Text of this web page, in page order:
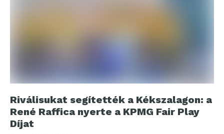
Riválisukat segítették a Kékszalagon: a
René Raffica nyerte a KPMG Fair Play
Díjat